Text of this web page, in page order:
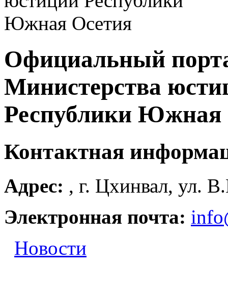
Официальный
Министерства
Республики Южная
Контактная
Адрес: , г. Цхинвал, ул.
Электронная почта:
Новости